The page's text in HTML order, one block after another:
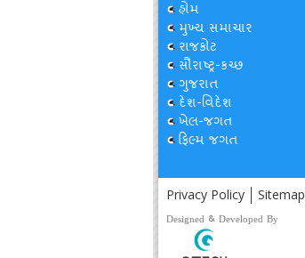
હોમ
મુખ્ય સમાચાર
રાજકોટ
સૌરાષ્ટ્ર-કચ્છ
ગુજરાત
દેશ-વિદેશ
ખેલ-જગત
ફિલ્મ જગત
Privacy Policy Sitemap
Designed & Developed By